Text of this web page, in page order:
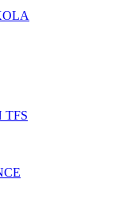
TFS